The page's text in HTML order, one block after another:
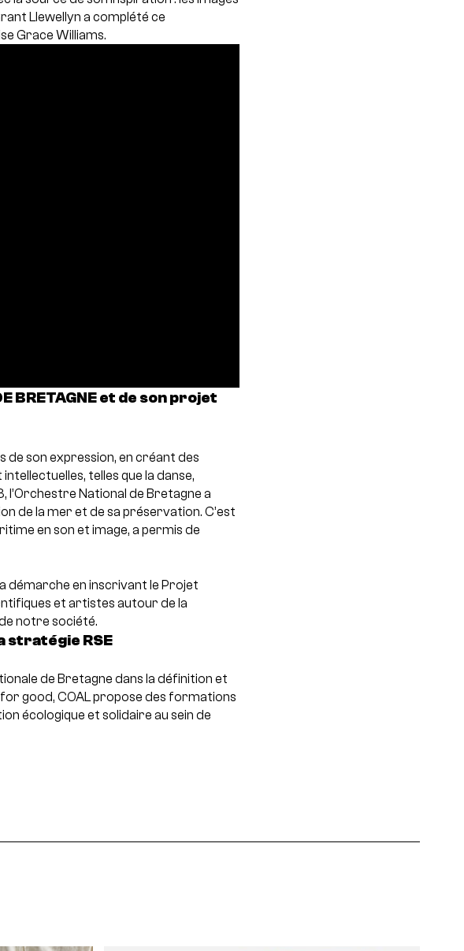
Llewellyn a complété ce
Grace Williams.
BRETAGNE et de son projet
de son expression, en créant des
telles que la danse,
l’Orchestre National de Bretagne a
de la mer et de sa préservation. C’est
en son et image, a permis de
démarche en inscrivant le Projet
et artistes autour de la
notre société.
stratégie RSE
de Bretagne dans la définition et
for good, COAL propose des formations
écologique et solidaire au sein de